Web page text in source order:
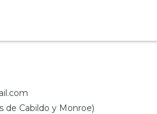
de Cabildo y Monroe)